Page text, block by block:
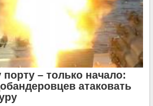
– только начало:
атаковать